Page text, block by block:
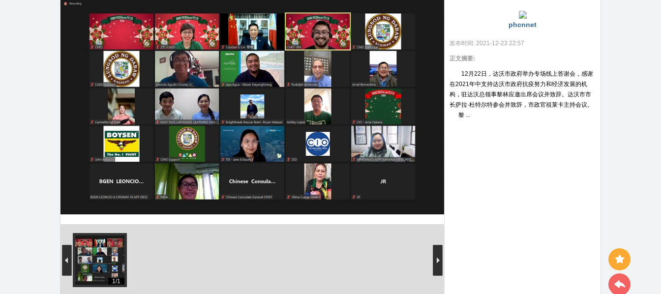
中
1/1
phcnnet
发布时间: 2021-12-23 22:57
正文摘要:
12月22日，达沃市政府举办专场线上答谢会，感谢
在2021年中支持达沃市政府抗疫努力和经济发展的机
构，驻达沃总领事黎林应邀出席会议并致辞。达沃市市
长萨拉·杜特尔特参会并致辞，市政官祖莱卡主持会议。
黎 ...